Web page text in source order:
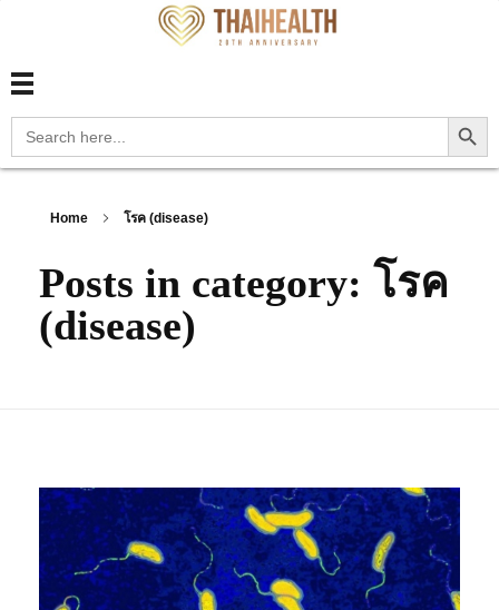
Search
for:
Search Button
Home โรค (disease)
Posts in category: โรค
(disease)